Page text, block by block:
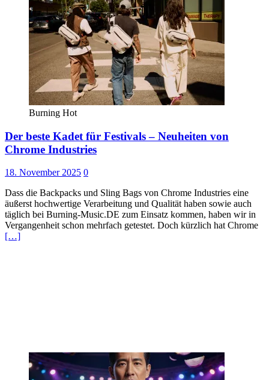
Burning Hot
Der beste Kadet für Festivals – Neuheiten von
Chrome Industries
18. November 2025 0
Dass die Backpacks und Sling Bags von Chrome Industries eine
äußerst hochwertige Verarbeitung und Qualität haben sowie auch
täglich bei Burning-Music.DE zum Einsatz kommen, haben wir in
Vergangenheit schon mehrfach getestet. Doch kürzlich hat Chrome
[…]